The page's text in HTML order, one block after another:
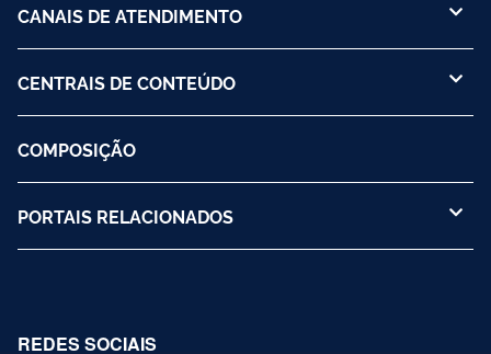
CANAIS DE ATENDIMENTO
CENTRAIS DE CONTEÚDO
COMPOSIÇÃO
PORTAIS RELACIONADOS
REDES SOCIAIS